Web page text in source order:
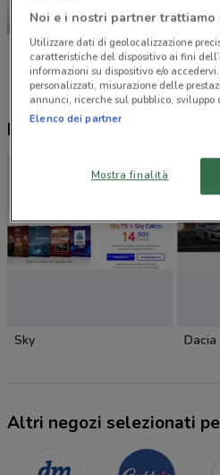
NUOVO
dm
Nuovi prodotti da provare
Sky Dacia
Altri negozi selezionati
Noi e i nostri partner
Utilizzare dati di geolocalizzazione
caratteristiche del dispositivo ai fini
informazioni su dispositivo e/o
personalizzati, misurazione delle
annunci, ricerche sul pubblico, sviluppo
Elenco dei partner
Mostra finalità